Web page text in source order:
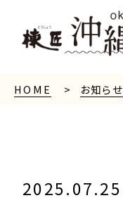
HOME お知らせ
2025.07.25